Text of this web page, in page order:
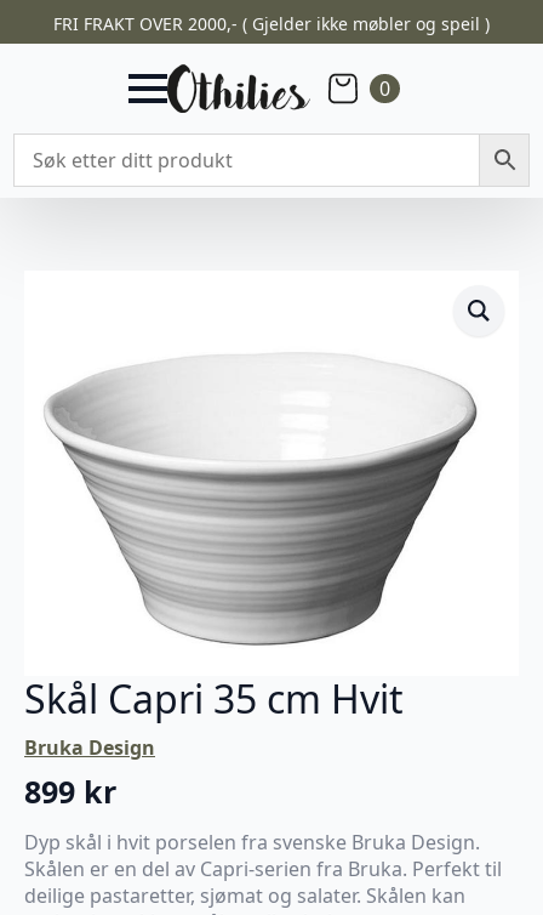
FRI FRAKT OVER 2000,- ( Gjelder ikke møbler og speil )
0
Skål Capri 35 cm Hvit
Bruka Design
899 kr
Dyp skål i hvit porselen fra svenske Bruka Design.
Skålen er en del av Capri-serien fra Bruka. Perfekt til
deilige pastaretter, sjømat og salater. Skålen kan